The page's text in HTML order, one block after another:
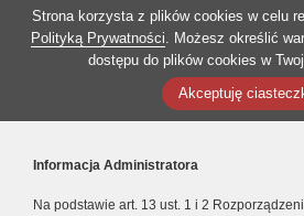
Strona korzysta z plików cookies w celu
Polityką Prywatności. Możesz określić
dostępu do plików cookies w
Akceptuję
Informacja Administratora
Na podstawie art. 13 ust. 1 i 2